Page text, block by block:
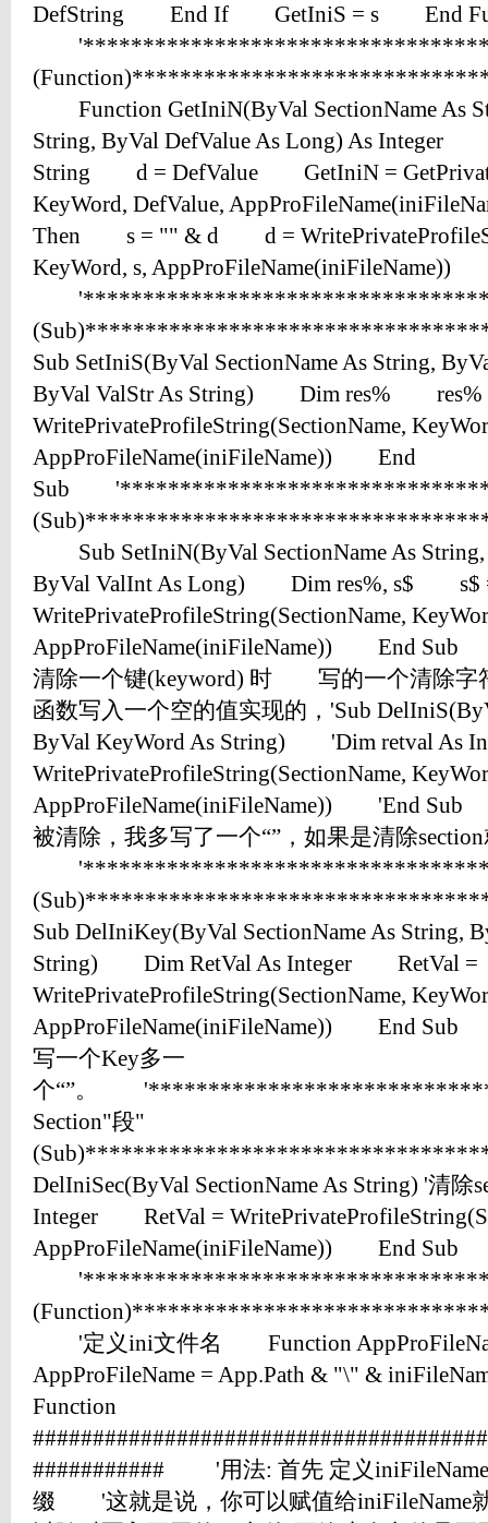
DefString End If GetIniS = s End
Function GetIniN(ByVal SectionName As
String, ByVal DefValue As Long) As Integer
String d = DefValue GetIniN =
KeyWord, DefValue,
Then s = "" & d d =
KeyWord, s,
Sub SetIniS(ByVal SectionName As String,
ByVal ValStr As String) Dim res% res%
WritePrivateProfileString(SectionName,
AppProFileName(iniFileName)) End
Sub
Sub SetIniN(ByVal SectionName As String,
ByVal ValInt As Long) Dim res%, s$
WritePrivateProfileString(SectionName,
AppProFileName(iniFileName)) End
清除一个键(keyword) 时 写的一个清除字
函数写入一个空的值实现的，'Sub
ByVal KeyWord As String) 'Dim retval As
WritePrivateProfileString(SectionName,
AppProFileName(iniFileName)) 'End
被清除，我多写了一个“”，如果是清除
Sub DelIniKey(ByVal SectionName As String,
String) Dim RetVal As Integer RetVal =
WritePrivateProfileString(SectionName,
AppProFileName(iniFileName)) End Sub
写一个Key多一
个“”。
Section"段"
DelIniSec(ByVal SectionName As String) '清
Integer RetVal =
AppProFileName(iniFileName)) End Sub
'定义ini文件名 Function
AppProFileName = App.Path & "\" &
Function
########### '用法: 首先 定义
缀 '这就是说，你可以赋值给iniFileName